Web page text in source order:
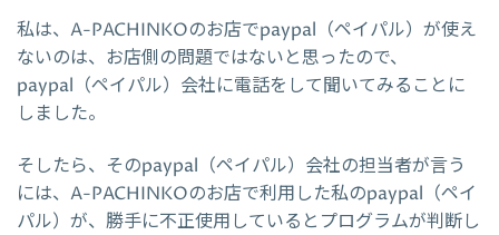
私は、A-PACHINKOのお店でpaypal（ペイパル）が使え
ないのは、お店側の問題ではないと思ったので、
paypal（ペイパル）会社に電話をして聞いてみることに
しました。
そしたら、そのpaypal（ペイパル）会社の担当者が言う
には、A-PACHINKOのお店で利用した私のpaypal（ペイ
パル）が、勝手に不正使用しているとプログラムが判断し